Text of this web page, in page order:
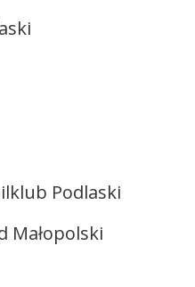
Podlaski
Małopolski